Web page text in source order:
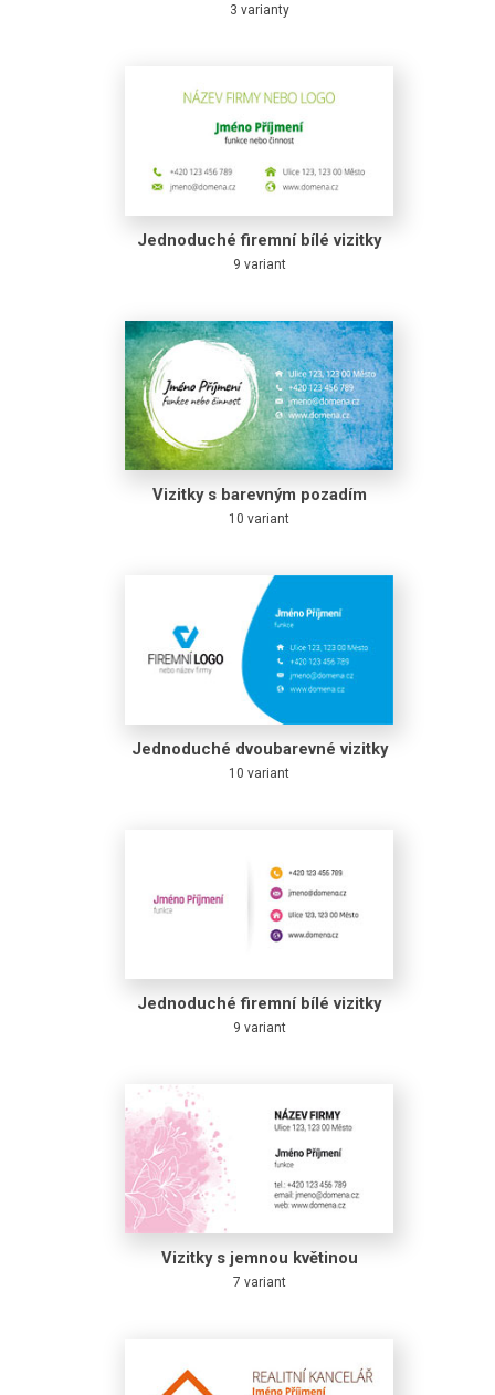
3 varianty
Jednoduché firemní bílé vizitky
9 variant
Vizitky s barevným pozadím
10 variant
Jednoduché dvoubarevné vizitky
10 variant
Jednoduché firemní bílé vizitky
9 variant
Vizitky s jemnou květinou
7 variant